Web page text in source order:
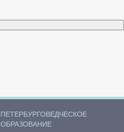
ПЕТЕРБУРГОВЕДЧЕСКОЕ
ОБРАЗОВАНИЕ